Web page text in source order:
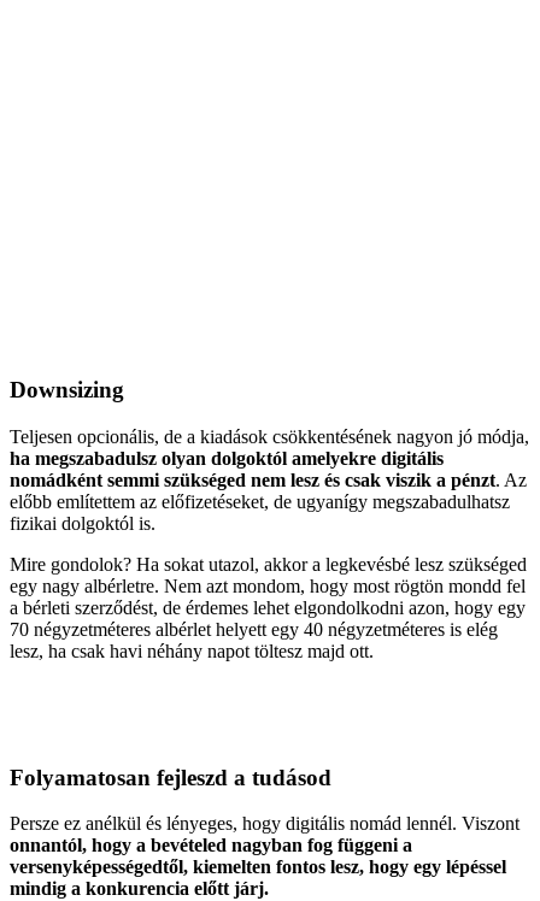
Downsizing
Teljesen opcionális, de a kiadások csökkentésének nagyon jó módja,
ha megszabadulsz olyan dolgoktól amelyekre digitális
nomádként semmi szükséged nem lesz és csak viszik a pénzt. Az
előbb említettem az előfizetéseket, de ugyanígy megszabadulhatsz
fizikai dolgoktól is.
Mire gondolok? Ha sokat utazol, akkor a legkevésbé lesz szükséged
egy nagy albérletre. Nem azt mondom, hogy most rögtön mondd fel
a bérleti szerződést, de érdemes lehet elgondolkodni azon, hogy egy
70 négyzetméteres albérlet helyett egy 40 négyzetméteres is elég
lesz, ha csak havi néhány napot töltesz majd ott.
Folyamatosan fejleszd a tudásod
Persze ez anélkül és lényeges, hogy digitális nomád lennél. Viszont
onnantól, hogy a bevételed nagyban fog függeni a
versenyképességedtől, kiemelten fontos lesz, hogy egy lépéssel
mindig a konkurencia előtt járj.